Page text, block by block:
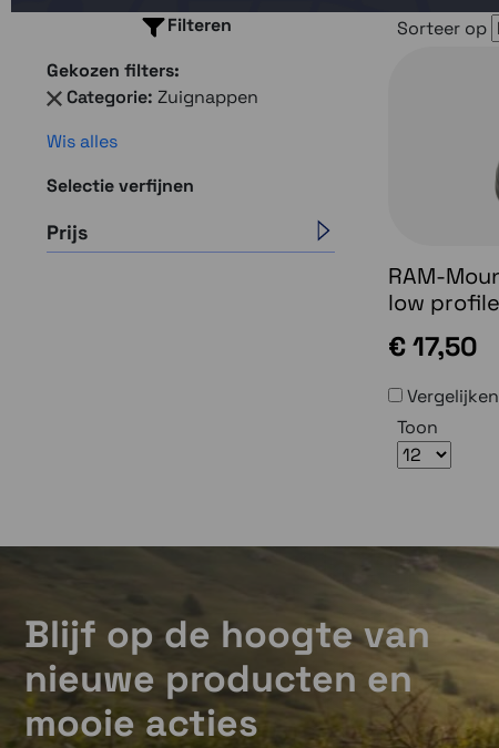
Filteren
Gekozen filters:
Categorie: Zuignappen
Wis alles
Selectie verfijnen
Prijs
Sorteer op
RAM-
low profile
€ 17,50
Vergelijken
Toon
Blijf op de hoogte van
nieuwe producten en
mooie acties